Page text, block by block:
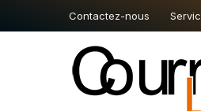
Contactez-nous